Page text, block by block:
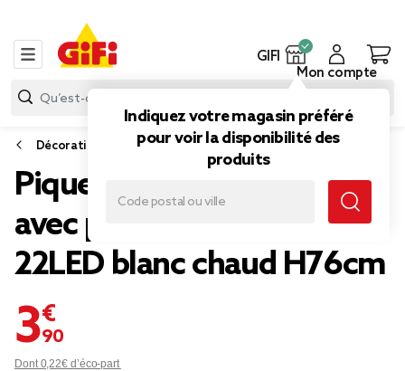
GIFI
Indiquez votre magasin préféré
pour voir la disponibilité des
produits
Mon compte
Décoration lumineuse extérieure
Piquet solaire tiges herbes
avec pompons blancs
22LED blanc chaud H76cm
3,90 €
Dont 0,22€ d’éco-part